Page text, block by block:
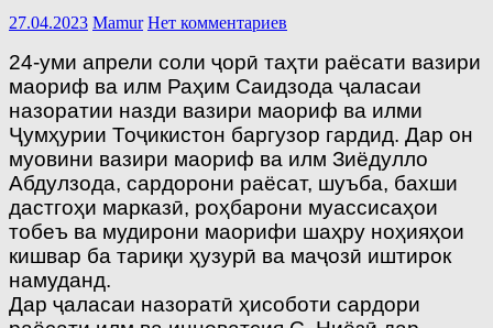
27.04.2023 Mamur Нет комментариев
24-уми апрели соли ҷорӣ таҳти раёсати вазири
маориф ва илм Раҳим Саидзода ҷаласаи
назоратии назди вазири маориф ва илми
Ҷумҳурии Тоҷикистон баргузор гардид. Дар он
муовини вазири маориф ва илм Зиёдулло
Абдулзода, сардорони раёсат, шуъба, бахши
дастгоҳи марказӣ, роҳбарони муассисаҳои
тобеъ ва мудирони маорифи шаҳру ноҳияҳои
кишвар ба тариқи ҳузурӣ ва маҷозӣ иштирок
намуданд.
Дар ҷаласаи назоратӣ ҳисоботи сардори